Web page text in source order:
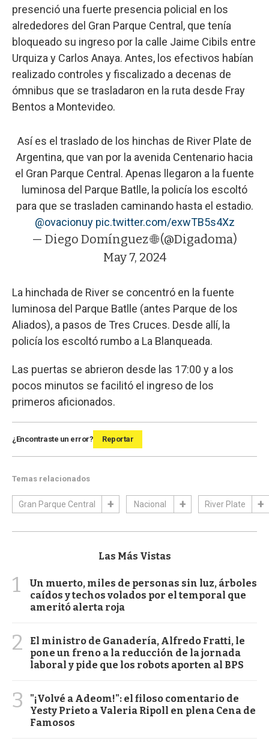
presenció una fuerte presencia policial en los
alrededores del Gran Parque Central, que tenía
bloqueado su ingreso por la calle Jaime Cibils entre
Urquiza y Carlos Anaya. Antes, los efectivos habían
realizado controles y fiscalizado a decenas de
ómnibus que se trasladaron en la ruta desde Fray
Bentos a Montevideo.
Así es el traslado de los hinchas de River Plate de
Argentina, que van por la avenida Centenario hacia
el Gran Parque Central. Apenas llegaron a la fuente
luminosa del Parque Batlle, la policía los escoltó
para que se trasladen caminando hasta el estadio.
@ovacionuy pic.twitter.com/exwTB5s4Xz
— Diego Domínguez 🌐 (@Digadoma)
May 7, 2024
La hinchada de River se concentró en la fuente
luminosa del Parque Batlle (antes Parque de los
Aliados), a pasos de Tres Cruces. Desde allí, la
policía los escoltó rumbo a La Blanqueada.
Las puertas se abrieron desde las 17:00 y a los
pocos minutos se facilitó el ingreso de los
primeros aficionados.
¿Encontraste un error? Reportar
Temas relacionados
Gran Parque Central Nacional River Plate
Las Más Vistas
1
Un muerto, miles de personas sin luz, árboles
caídos y techos volados por el temporal que
ameritó alerta roja
2
El ministro de Ganadería, Alfredo Fratti, le
pone un freno a la reducción de la jornada
laboral y pide que los robots aporten al BPS
3
"¡Volvé a Adeom!": el filoso comentario de
Yesty Prieto a Valeria Ripoll en plena Cena de
Famosos